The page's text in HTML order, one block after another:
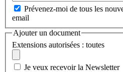
Prévenez-moi de tous les
email
Ajouter un document
Extensions autorisées : toutes
Je veux recevoir la Newsletter